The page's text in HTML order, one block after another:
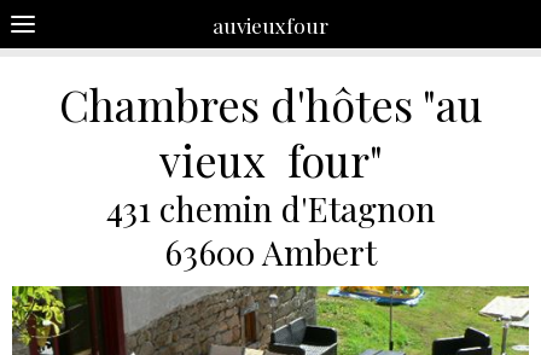
auvieuxfour
Chambres d'hôtes "au
vieux four"
431 chemin d'Etagnon
63600 Ambert